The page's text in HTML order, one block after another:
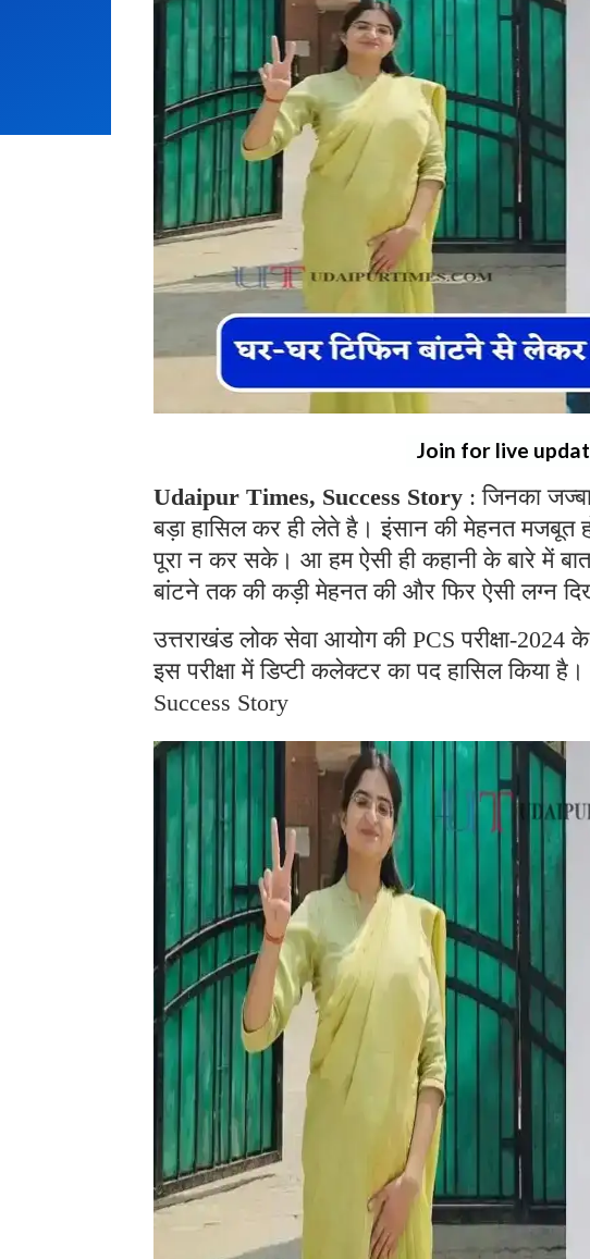
Join for live
Udaipur Times, Success Story : जिनका
बड़ा हासिल कर ही लेते है। इंसान की मेहनत मजबूत
पूरा न कर सके। आ हम ऐसी ही कहानी के बारे में
बांटने तक की कड़ी मेहनत की और फिर ऐसी लग्न
उत्तराखंड लोक सेवा आयोग की PCS परीक्षा-2024
इस परीक्षा में डिप्टी कलेक्टर का पद हासिल किया
Success Story